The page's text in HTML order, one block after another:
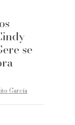
se
García